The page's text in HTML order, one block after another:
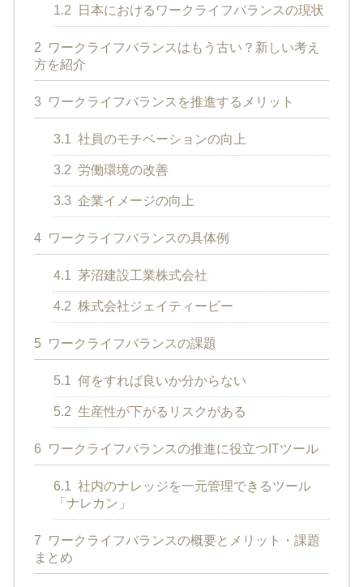
1.2 日本におけるワークライフバランスの現状
2
ワークライフバランスはもう古い？新しい考え
方を紹介
3 ワークライフバランスを推進するメリット
3.1 社員のモチベーションの向上
3.2 労働環境の改善
3.3 企業イメージの向上
4 ワークライフバランスの具体例
4.1 茅沼建設工業株式会社
4.2 株式会社ジェイティービー
5 ワークライフバランスの課題
5.1 何をすれば良いか分からない
5.2 生産性が下がるリスクがある
6 ワークライフバランスの推進に役立つITツール
6.1 社内のナレッジを一元管理できるツール
「ナレカン」
7
ワークライフバランスの概要とメリット・課題
まとめ